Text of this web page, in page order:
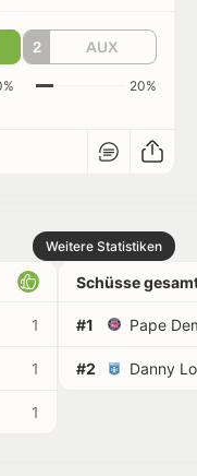
2 AUX
20%
Weitere Statistiken
1
1
1
Schüsse
#1 Pape
#2 Danny